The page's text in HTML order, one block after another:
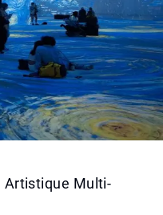
Artistique Multi-